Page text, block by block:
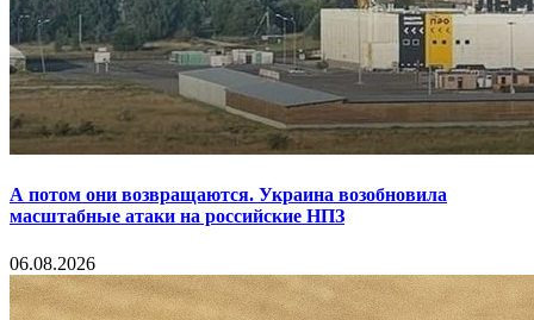
А потом они возвращаются. Украина возобновила
масштабные атаки на российские НПЗ
06.08.2026